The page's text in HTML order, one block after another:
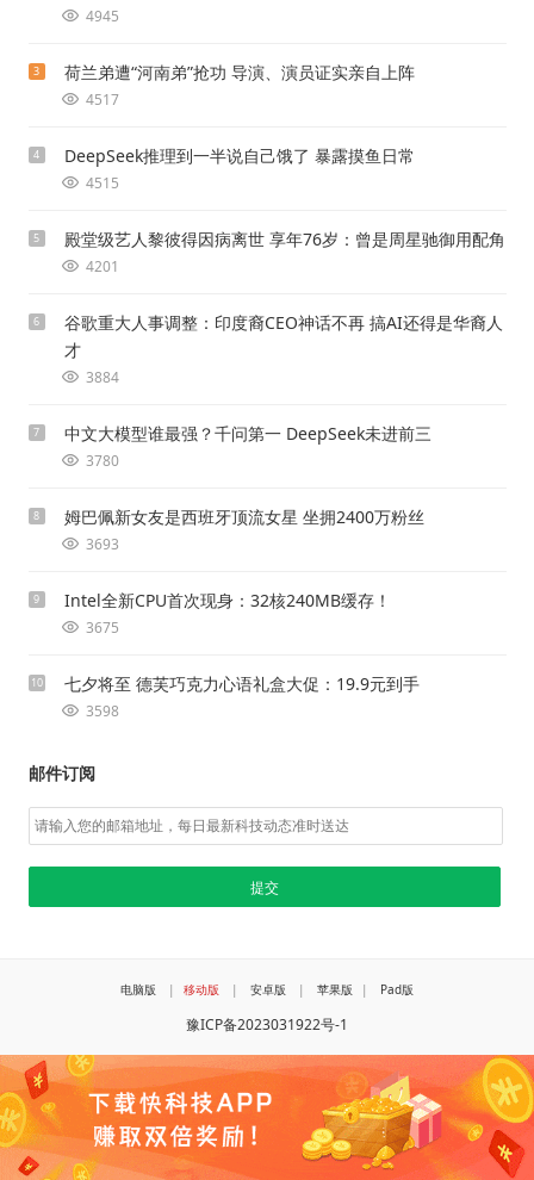
4945
3 荷兰弟遭“河南弟”抢功 导演、演员证实亲自上阵
4517
4 DeepSeek推理到一半说自己饿了 暴露摸鱼日常
4515
5 殿堂级艺人黎彼得因病离世 享年76岁：曾是周星驰御用配角
4201
6
谷歌重大人事调整：印度裔CEO神话不再 搞AI还得是华裔人
才
3884
7 中文大模型谁最强？千问第一 DeepSeek未进前三
3780
8 姆巴佩新女友是西班牙顶流女星 坐拥2400万粉丝
3693
9 Intel全新CPU首次现身：32核240MB缓存！
3675
10 七夕将至 德芙巧克力心语礼盒大促：19.9元到手
3598
邮件订阅
电脑版 | 移动版 | 安卓版 | 苹果版 | Pad版
豫ICP备2023031922号-1